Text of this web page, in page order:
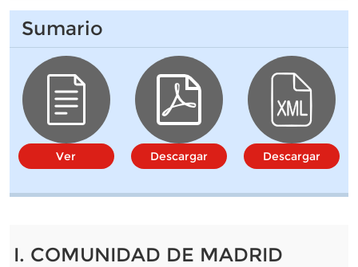
Sumario
Ver Descargar Descargar
I. COMUNIDAD DE MADRID